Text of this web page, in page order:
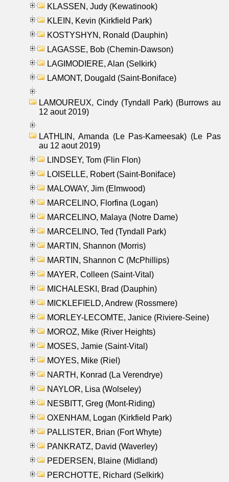
KLASSEN, Judy (Kewatinook)
KLEIN, Kevin (Kirkfield Park)
KOSTYSHYN, Ronald (Dauphin)
LAGASSE, Bob (Chemin-Dawson)
LAGIMODIERE, Alan (Selkirk)
LAMONT, Dougald (Saint-Boniface)
LAMOUREUX, Cindy (Tyndall Park) (Burrows au
12 aout 2019)
LATHLIN, Amanda (Le Pas-Kameesak) (Le Pas
au 12 aout 2019)
LINDSEY, Tom (Flin Flon)
LOISELLE, Robert (Saint-Boniface)
MALOWAY, Jim (Elmwood)
MARCELINO, Florfina (Logan)
MARCELINO, Malaya (Notre Dame)
MARCELINO, Ted (Tyndall Park)
MARTIN, Shannon (Morris)
MARTIN, Shannon C (McPhillips)
MAYER, Colleen (Saint-Vital)
MICHALESKI, Brad (Dauphin)
MICKLEFIELD, Andrew (Rossmere)
MORLEY-LECOMTE, Janice (Riviere-Seine)
MOROZ, Mike (River Heights)
MOSES, Jamie (Saint-Vital)
MOYES, Mike (Riel)
NARTH, Konrad (La Verendrye)
NAYLOR, Lisa (Wolseley)
NESBITT, Greg (Mont-Riding)
OXENHAM, Logan (Kirkfield Park)
PALLISTER, Brian (Fort Whyte)
PANKRATZ, David (Waverley)
PEDERSEN, Blaine (Midland)
PERCHOTTE, Richard (Selkirk)